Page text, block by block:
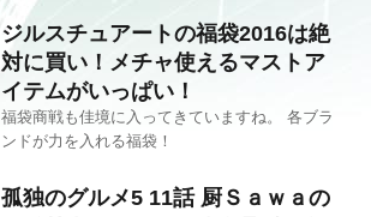
ジルスチュアートの福袋2016は絶
対に買い！メチャ使えるマストア
イテムがいっぱい！
福袋商戦も佳境に入ってきていますね。 各ブラ
ンドが力を入れる福袋！
孤独のグルメ5 11話 厨Ｓａｗａの